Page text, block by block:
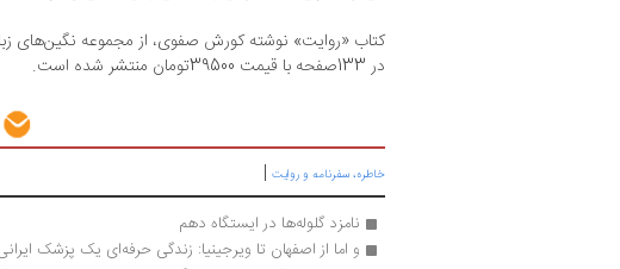
کتاب «روایت» نوشته کورش صفوی،‌ از مجموعه نگین‌های
در 133صفحه با قیمت 39500تومان منتشر شده است.
خاطره، سفرنامه‌ و روایت |
نامزد گلوله‌ها در ایستگاه دهم
و اما از اصفهان تا ویرجینیا: زندگی حرفه‌ای یک پزشک